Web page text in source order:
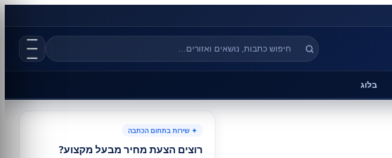
בלוג
✦ שירות בתחום הכתבה
רוצים הצעת מחיר מבעל מקצוע?